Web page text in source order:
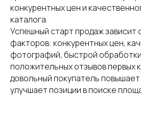
конкурентных цен и
каталога.
Успешный старт продаж зависит
факторов: конкурентных цен,
фотографий, быстрой обработки
положительных отзывов первых
довольный покупатель повышает
улучшает позиции в поиске